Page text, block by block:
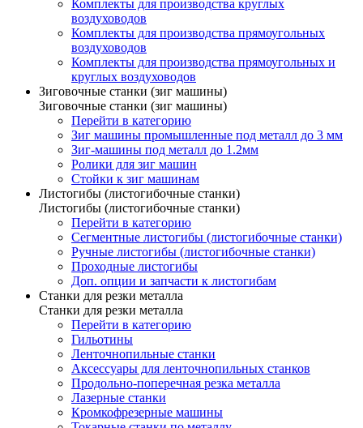
Комплекты для производства круглых
воздуховодов
Комплекты для производства прямоугольных
воздуховодов
Комплекты для производства прямоугольных и
круглых воздуховодов
Зиговочные станки (зиг машины)
Зиговочные станки (зиг машины)
Перейти в категорию
Зиг машины промышленные под металл до 3 мм
Зиг-машины под металл до 1.2мм
Ролики для зиг машин
Стойки к зиг машинам
Листогибы (листогибочные станки)
Листогибы (листогибочные станки)
Перейти в категорию
Сегментные листогибы (листогибочные станки)
Ручные листогибы (листогибочные станки)
Проходные листогибы
Доп. опции и запчасти к листогибам
Станки для резки металла
Станки для резки металла
Перейти в категорию
Гильотины
Ленточнопильные станки
Аксессуары для ленточнопильных станков
Продольно-поперечная резка металла
Лазерные станки
Кромкофрезерные машины